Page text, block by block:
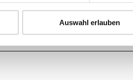
Auswahl erlauben